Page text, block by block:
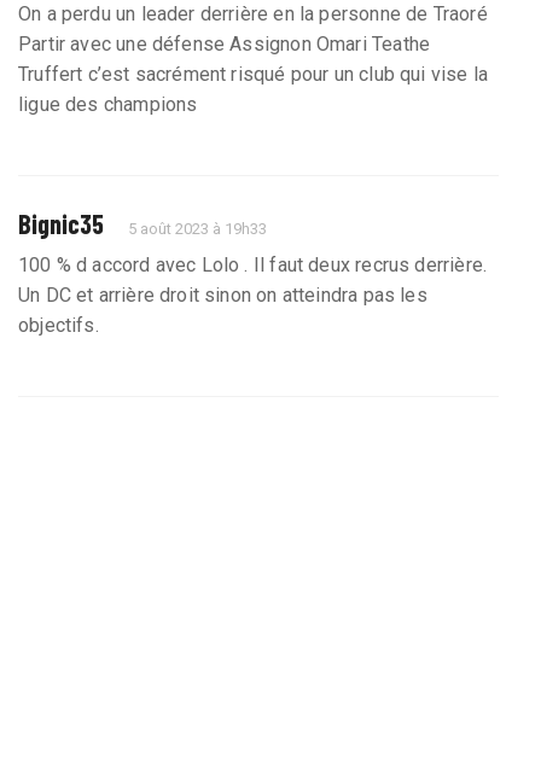
On a perdu un leader derrière en la personne de Traoré
Partir avec une défense Assignon Omari Teathe
Truffert c’est sacrément risqué pour un club qui vise la
ligue des champions
Bignic35 5 août 2023 à 19h33
100 % d accord avec Lolo . Il faut deux recrus derrière.
Un DC et arrière droit sinon on atteindra pas les
objectifs.